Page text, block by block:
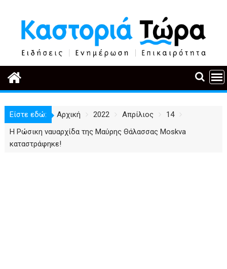
περιεχόμενο
Είστε εδώ: Αρχική 2022 Απρίλιος
14
Η Ρώσικη ναυαρχίδα της Μαύρης Θάλασσας Moskva
καταστράφηκε!